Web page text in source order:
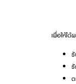
เพื่อให้ไ